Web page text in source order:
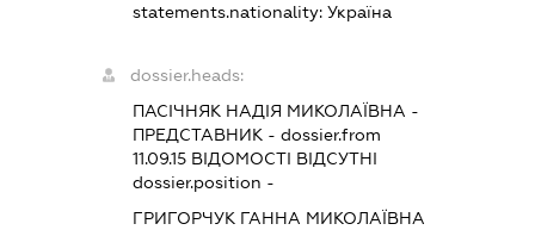
statements.nationality: Україна
dossier.heads:
ПАСІЧНЯК НАДІЯ МИКОЛАЇВНА -
ПРЕДСТАВНИК - dossier.from
11.09.15ВІДОМОСТІ ВІДСУТНІ
dossier.position -
ГРИГОРЧУК ГАННА МИКОЛАЇВНА